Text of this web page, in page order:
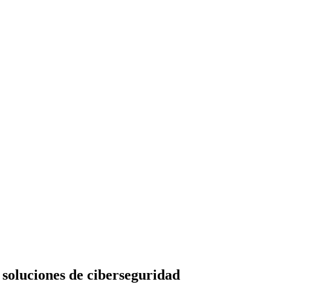
de ciberseguridad